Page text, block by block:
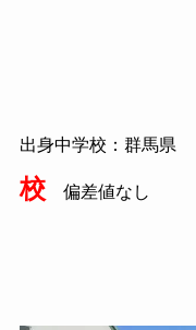
出身中学校：群馬県
校偏差値なし